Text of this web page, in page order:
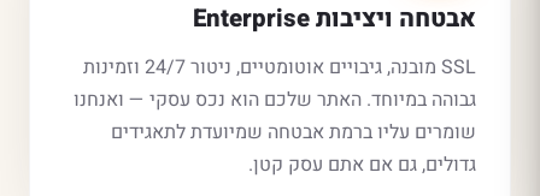
אבטחה ויציבות Enterprise
SSL מובנה, גיבויים אוטומטיים, ניטור 24/7 וזמינות
גבוהה במיוחד. האתר שלכם הוא נכס עסקי — ואנחנו
שומרים עליו ברמת אבטחה שמיועדת לתאגידים
גדולים, גם אם אתם עסק קטן.